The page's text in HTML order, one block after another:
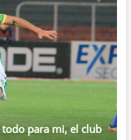
todo para mi, el club